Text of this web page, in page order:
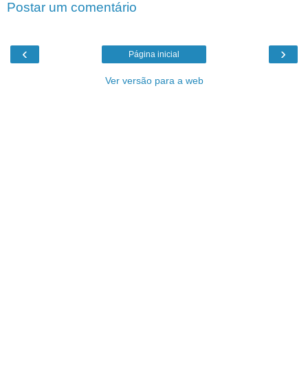
Postar um comentário
‹ ›
Página inicial
Ver versão para a web